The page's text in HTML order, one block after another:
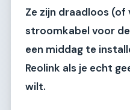
Ze zijn draadloos (of
stroomkabel voor
een middag te
Reolink als je echt
wilt.